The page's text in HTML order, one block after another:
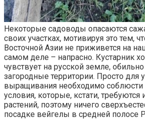
Некоторые садоводы опасаются
своих участках, мотивируя это тем,
Восточной Азии не приживется на
самом деле – напрасно. Кустарник
чувствует на русской земле,
загородные территории. Просто для
выращивания необходимо соблюсти
условия, которые, кстати, требуются
растений, поэтому ничего
посадке вейгелы в средней полосе